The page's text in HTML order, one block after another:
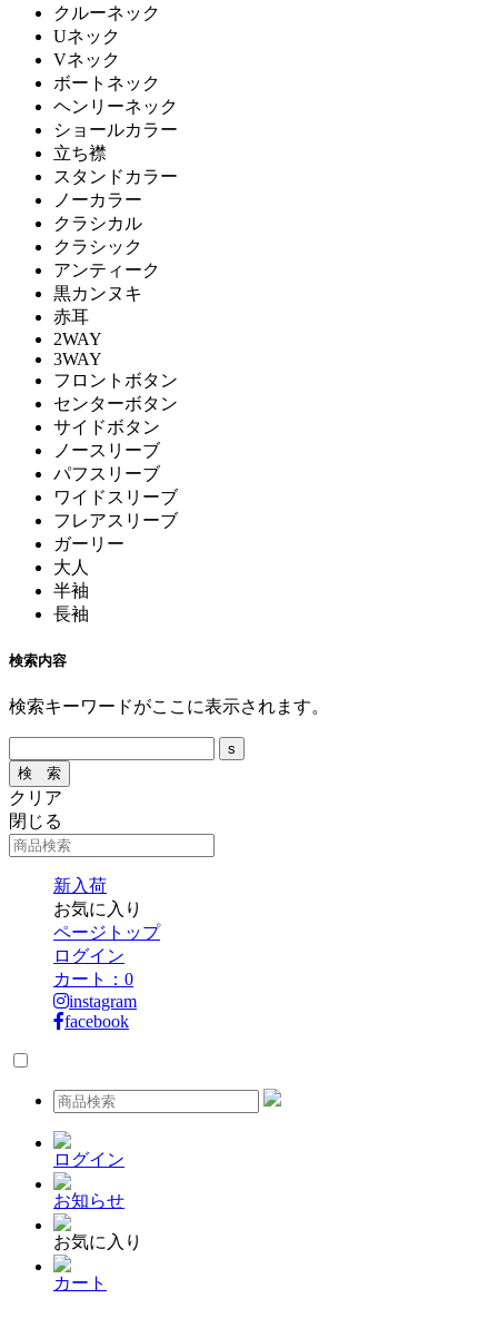
クルーネック
Uネック
Vネック
ボートネック
ヘンリーネック
ショールカラー
立ち襟
スタンドカラー
ノーカラー
クラシカル
クラシック
アンティーク
黒カンヌキ
赤耳
2WAY
3WAY
フロントボタン
センターボタン
サイドボタン
ノースリーブ
パフスリーブ
ワイドスリーブ
フレアスリーブ
ガーリー
大人
半袖
長袖
検索内容
検索キーワードがここに表示されます。
クリア
閉じる
新入荷
お気に入り
ページトップ
ログイン
カート： 0
instagram
facebook
ログイン
お知らせ
お気に入り
カート